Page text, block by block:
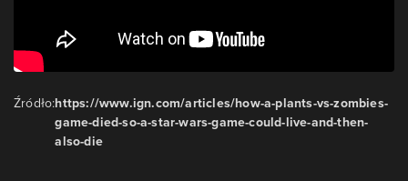
Źródło:https://www.ign.com/articles/how-a-plants-vs-zombies-
game-died-so-a-star-wars-game-could-live-and-then-
also-die